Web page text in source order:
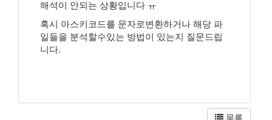
해석이 안되는 상황입니다 ㅠ
혹시 아스키코드를 문자로변환하거나 해당 파
일들을 분석할수있는 방법이 있는지 질문드립
니다.
목록